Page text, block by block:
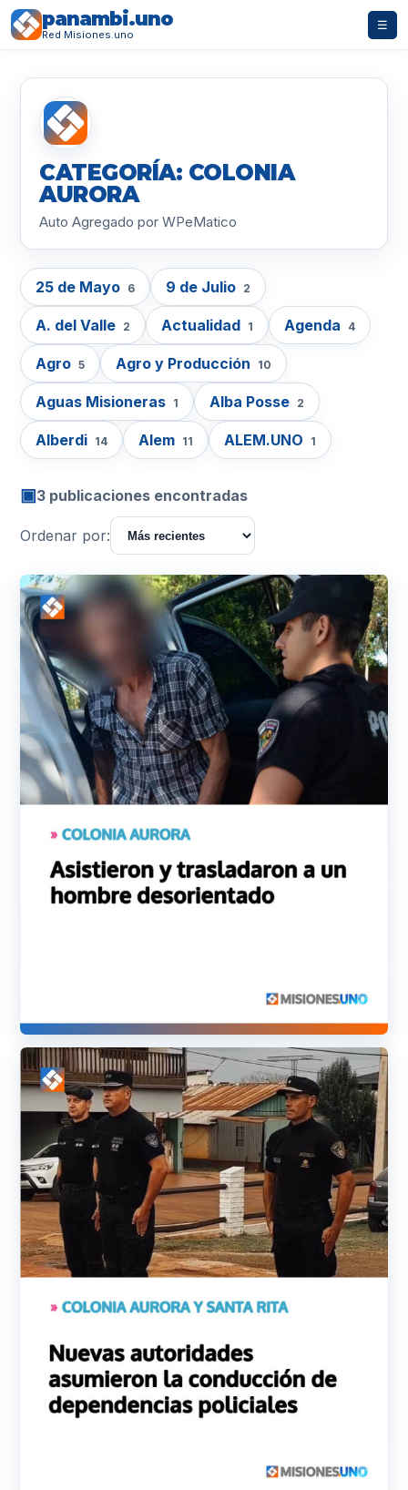
panambi.uno
Red Misiones.uno
☰
CATEGORÍA: COLONIA
AURORA
Auto Agregado por WPeMatico
25 de Mayo 6 9 de Julio 2
A. del Valle 2 Actualidad 1 Agenda 4
Agro 5 Agro y Producción 10
Aguas Misioneras 1 Alba Posse 2
Alberdi 14 Alem 11 ALEM.UNO 1
▣3 publicaciones encontradas
Ordenar por: